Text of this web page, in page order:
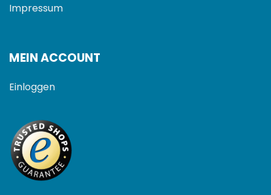
Impressum
MEIN ACCOUNT
Einloggen